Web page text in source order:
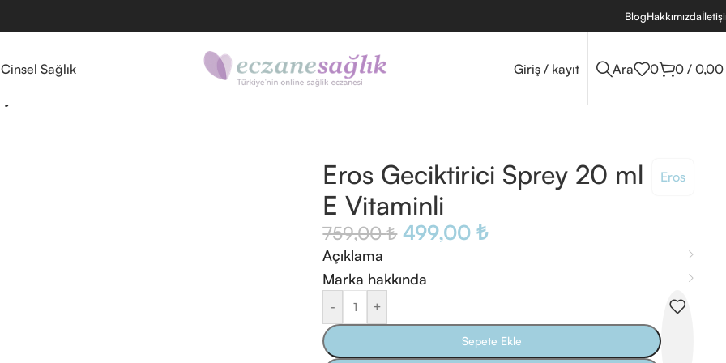
BlogHakkımızda
Cinsel Sağlık Giriş / kayıt Ara 0 0 / 0,00
Eros Geciktirici Sprey 20 ml
E Vitaminli
Eros
759,00₺ 499,00₺
Açıklama
Marka hakkında
- +
Sepete Ekle